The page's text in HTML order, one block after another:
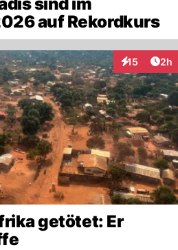
auf Rekordkurs
15
Interaktionen
2h
getötet: Er